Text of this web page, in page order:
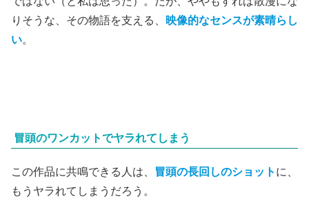
りそうな、その物語を支える、
映像的なセンスが素晴らし
い。
冒頭のワンカットでヤラれてしまう
この作品に共鳴できる人は、 冒頭の長回しのショット に、
もうヤラれてしまうだろう。